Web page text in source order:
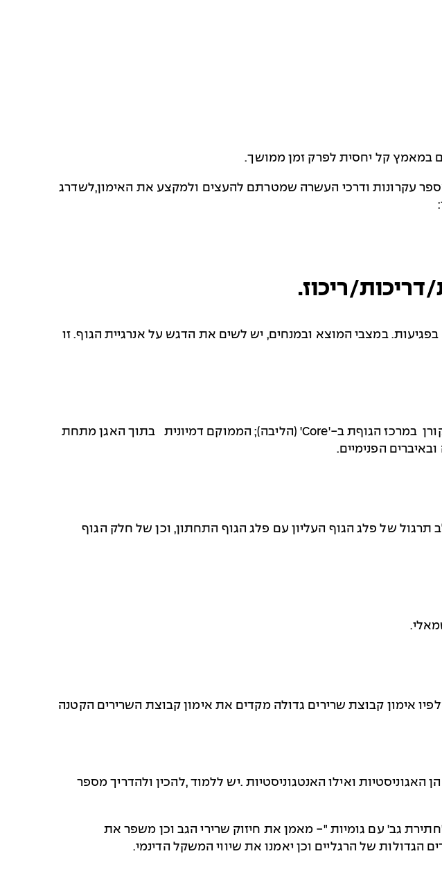
במאמץ קל יחסית לפרק זמן ממושך.
מספר עקרונות ודרכי העשרה שמטרתם להעצים ולמקצע את האימון,לשדרג
ריכוז.
במצבי המוצא ובמנחים, יש לשים את הדגש על אנרגיית הגוף. זו
במרכז הגוףת ב-'Core' (הליבה); הממוקם דמיונית בתוך האגן מתחת
הפנימיים.
תרגול של פלג הגוף העליון עם פלג הגוף התחתון, וכן של חלק הגוף
אימון קבוצת שרירים גדולה מקדים את אימון קבוצת השרירים הקטנה
ואילו האנטגוניסטיות .יש ללמוד ,להכין ולהדריך מספר
גב' עם גומיות "- מאמן את חיזוק שרירי הגב וכן משפר את
הגדולות של הרגליים וכן יאמנו את שיווי המשקל הדינמי.